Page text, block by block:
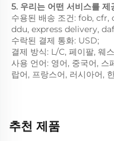
5. 우리는 어떤 서비스를 제
수용된 배송 조건: fob,
ddu, express delivery,
수락된 결제 통화: USD;
결제 방식: L/C, 페이팔, 웨
사용 언어: 영어, 중국어, 스
랍어, 프랑스어, 러시아어,
추천 제품